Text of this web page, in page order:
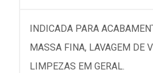
INDICADA PARA
MASSA FINA, LAVAGEM DE
LIMPEZAS EM GERAL.